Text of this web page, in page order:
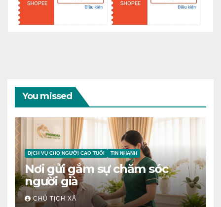
You missed
DỊCH VỤ CHO NGƯỜI CAO TUỔI TIN NHANH
Nơi gửi gắm sự chăm sóc
người già
CHỦ TỊCH XÃ